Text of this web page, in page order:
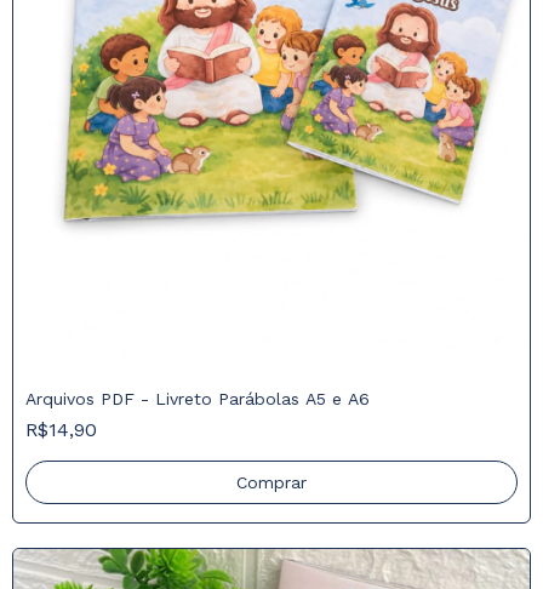
Arquivos PDF - Livreto Parábolas A5 e A6
R$14,90